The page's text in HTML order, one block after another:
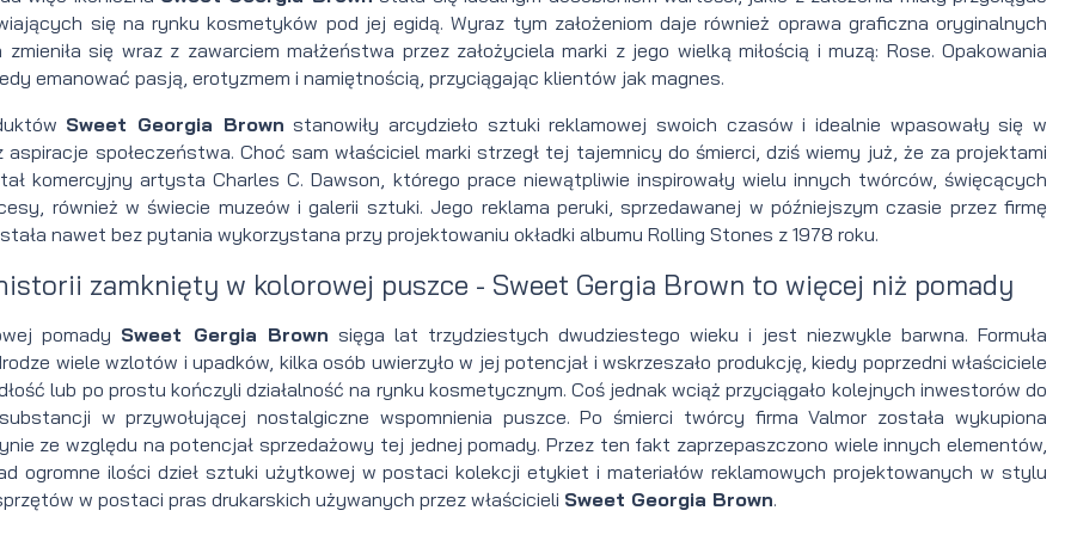
kremowa
Pomada
pasta
do
Szczotka
do
Olejek
przed
Mydło
do
po
goleniu
golenia
na
Szawetka
do
Pas do
ostrzenia
Woda
Balsam do
ust dla
mężczyzn
Kosmetyki do
oczyszczania
twarzy dla
do
tatuażu
do
tatuażu
Krem z
filtrem
do
tatuażu
Olejek
do
się na rynku kosmetyków pod jej egidą. Wyraz tym założeniom daje również oprawa graficzna oryginalnych
się wraz z zawarciem małżeństwa przez założyciela marki z jego wielką miłością i muzą: Rose. Opakowania
emanować pasją, erotyzmem i namiętnością, przyciągając klientów jak magnes.
Sweet Georgia Brown stanowiły arcydzieło sztuki reklamowej swoich czasów i idealnie wpasowały się w
aspiracje społeczeństwa. Choć sam właściciel marki strzegł tej tajemnicy do śmierci, dziś wiemy już, że za projektami
komercyjny artysta Charles C. Dawson, którego prace niewątpliwie inspirowały wielu innych twórców, święcących
również w świecie muzeów i galerii sztuki. Jego reklama peruki, sprzedawanej w późniejszym czasie przez firmę
nawet bez pytania wykorzystana przy projektowaniu okładki albumu Rolling Stones z 1978 roku.
zamknięty w kolorowej puszce - Sweet Gergia Brown to więcej niż pomady
pomady Sweet Gergia Brown sięga lat trzydziestych dwudziestego wieku i jest niezwykle barwna. Formuła
wiele wzlotów i upadków, kilka osób uwierzyło w jej potencjał i wskrzeszało produkcję, kiedy poprzedni właściciele
lub po prostu kończyli działalność na rynku kosmetycznym. Coś jednak wciąż przyciągało kolejnych inwestorów do
w przywołującej nostalgiczne wspomnienia puszce. Po śmierci twórcy firma Valmor została wykupiona
ze względu na potencjał sprzedażowy tej jednej pomady. Przez ten fakt zaprzepaszczono wiele innych elementów,
ogromne ilości dzieł sztuki użytkowej w postaci kolekcji etykiet i materiałów reklamowych projektowanych w stylu
w postaci pras drukarskich używanych przez właścicieli Sweet Georgia Brown.